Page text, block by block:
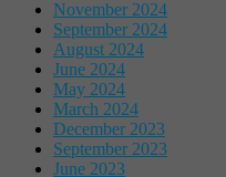
November 2024
September 2024
August 2024
June 2024
May 2024
March 2024
December 2023
September 2023
June 2023